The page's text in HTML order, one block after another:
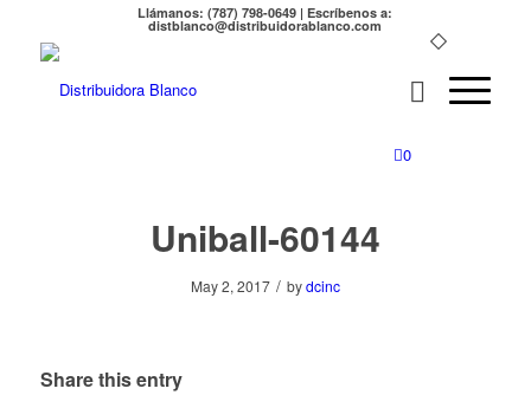
Llámanos: (787) 798-0649 | Escríbenos a:
distblanco@distribuidorablanco.com
0
Uniball-60144
May 2, 2017 / bydcinc
Share this entry